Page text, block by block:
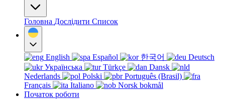
Головна Дослідити Список
English Español 한국어
Deutsch
Українська
Türkçe
Dansk
Nederlands
Polski
Português (Brasil)
Français
Italiano
Norsk bokmål
Початок роботи